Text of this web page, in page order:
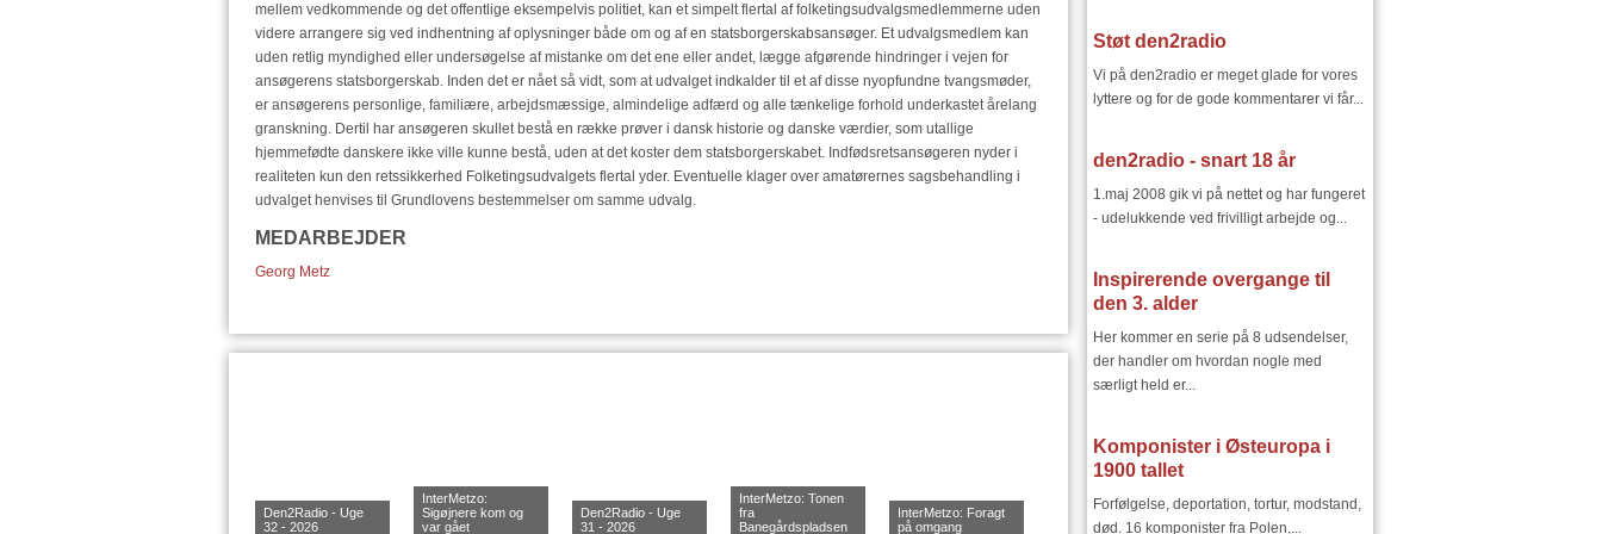
mellem vedkommende og det offentlige eksempelvis politiet, kan et simpelt flertal af folketingsudvalgsmedlemmerne uden
videre arrangere sig ved indhentning af oplysninger både om og af en statsborgerskabsansøger. Et udvalgsmedlem kan
uden retlig myndighed eller undersøgelse af mistanke om det ene eller andet, lægge afgørende hindringer i vejen for
ansøgerens statsborgerskab. Inden det er nået så vidt, som at udvalget indkalder til et af disse nyopfundne tvangsmøder,
er ansøgerens personlige, familiære, arbejdsmæssige, almindelige adfærd og alle tænkelige forhold underkastet årelang
granskning. Dertil har ansøgeren skullet bestå en række prøver i dansk historie og danske værdier, som utallige
hjemmefødte danskere ikke ville kunne bestå, uden at det koster dem statsborgerskabet. Indfødsretsansøgeren nyder i
realiteten kun den retssikkerhed Folketingsudvalgets flertal yder. Eventuelle klager over amatørernes sagsbehandling i
udvalget henvises til Grundlovens bestemmelser om samme udvalg.
MEDARBEJDER
Georg Metz
Den2Radio - Uge
32 - 2026
InterMetzo:
Sigøjnere kom og
var gået
Den2Radio - Uge
31 - 2026
InterMetzo: Tonen
fra
Banegårdspladsen
InterMetzo: Foragt
på omgang
Støt den2radio
Vi på den2radio er meget glade for vores
lyttere og for de gode kommentarer vi får...
den2radio - snart 18 år
1.maj 2008 gik vi på nettet og har fungeret
- udelukkende ved frivilligt arbejde og...
Inspirerende overgange til
den 3. alder
Her kommer en serie på 8 udsendelser,
der handler om hvordan nogle med
særligt held er...
Komponister i Østeuropa i
1900 tallet
Forfølgelse, deportation, tortur, modstand,
død. 16 komponister fra Polen,...